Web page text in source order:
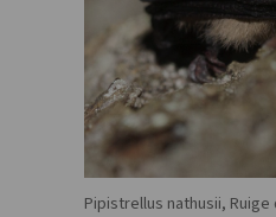
Pipistrellus nathusii,